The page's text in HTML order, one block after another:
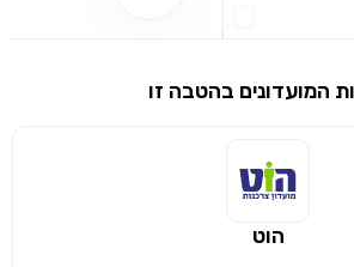
שיתוף
שימו לב!
הטבה זו ניתן רק לחברי
הבנתי, המשך לאתר
המועדונים בהטבה זו
הוט